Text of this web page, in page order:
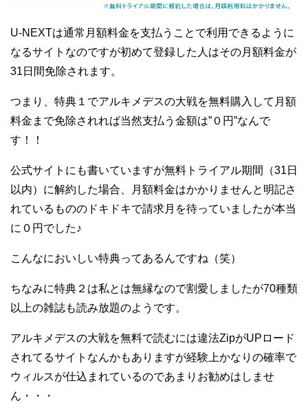
U-NEXTは通常月額料金を支払うことで利用できるように
なるサイトなのですが初めて登録した人はその月額料金が
31日間免除されます。
つまり、特典１でアルキメデスの大戦を無料購入して月額
料金まで免除されれば当然支払う金額は”０円”なんで
す！！
公式サイトにも書いていますが無料トライアル期間（31日
以内）に解約した場合、月額料金はかかりませんと明記さ
れているもののドキドキで請求月を待っていましたが本当
に０円でした♪
こんなにおいしい特典ってあるんですね（笑）
ちなみに特典２は私とは無縁なので割愛しましたが70種類
以上の雑誌も読み放題のようです。
アルキメデスの大戦を無料で読むには違法ZipがUPロード
されてるサイトなんかもありますが経験上かなりの確率で
ウィルスが仕込まれているのであまりお勧めはしませ
ん・・・